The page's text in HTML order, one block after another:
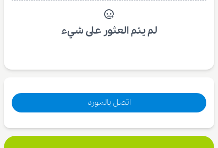
لم يتم العثور على شيء
اتصل بالمورد